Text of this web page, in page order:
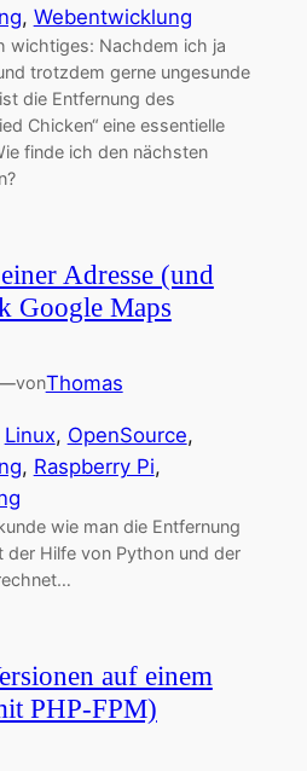
, Webentwicklung
wichtiges: Nachdem ich ja
trotzdem gerne ungesunde
die Entfernung des
Chicken“ eine essentielle
finde ich den nächsten
Adresse (und
Google Maps
vonThomas
Linux, OpenSource
, Raspberry Pi
wie man die Entfernung
Hilfe von Python und der
auf einem
PHP-FPM)